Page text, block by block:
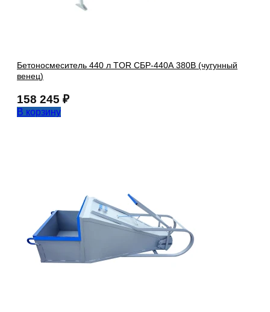
Бетоносмеситель 440 л TOR СБР-440А 380В (чугунный
венец)
158 245 ₽
В корзину